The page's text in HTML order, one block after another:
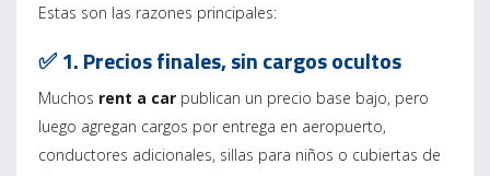
Estas son las razones principales:
✅ 1. Precios finales, sin cargos ocultos
Muchos rent a car publican un precio base bajo, pero
luego agregan cargos por entrega en aeropuerto,
conductores adicionales, sillas para niños o cubiertas de